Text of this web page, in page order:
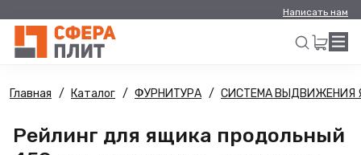
Написать нам
Искать
Главная Каталог ФУРНИТУРА СИСТЕМА ВЫДВИЖЕНИЯ
Рейлинг для ящика продольный